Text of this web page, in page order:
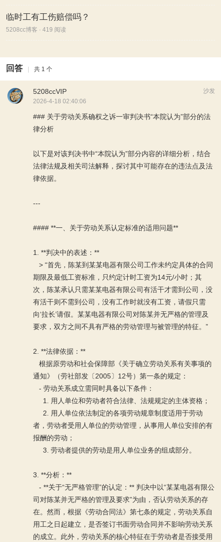
临时工有工伤赔偿吗？
5208cc博客 · 419 阅读
回答 共 1 个
沙发
5208ccVIP
2026-4-18 02:40:06
### 关于劳动关系确权之诉一审判决书“本院认为”部分的法
律分析
以下是对该判决书中“本院认为”部分内容的详细分析，结合
法律法规及相关司法解释，探讨其中可能存在的违法点及法
律依据。
---
#### **一、关于劳动关系认定标准的适用问题**
1. **判决中的表述：**
> “首先，陈某到某某电器有限公司工作未约定具体的合同
期限及最低工资标准，只约定计时工资为14元/小时；其
次，陈某承认只需某某电器有限公司有活干才需到公司，没
有活干则不需到公司，没有工作时就没有工资，请假只需
向‘拉长’请假。某某电器有限公司对陈某并无严格的管理及
要求，双方之间不具有严格的劳动管理与被管理的特征。”
2. **法律依据：**
根据原劳动和社会保障部《关于确立劳动关系有关事项的
通知》（劳社部发〔2005〕12号）第一条的规定：
- 劳动关系成立需同时具备以下条件：
1. 用人单位和劳动者符合法律、法规规定的主体资格；
2. 用人单位依法制定的各项劳动规章制度适用于劳动
者，劳动者受用人单位的劳动管理，从事用人单位安排的有
报酬的劳动；
3. 劳动者提供的劳动是用人单位业务的组成部分。
3. **分析：**
- **关于“无严格管理”的认定：** 判决中以“某某电器有限公
司对陈某并无严格的管理及要求”为由，否认劳动关系的存
在。然而，根据《劳动合同法》第七条的规定，劳动关系自
用工之日起建立，是否签订书面劳动合同并不影响劳动关系
的成立。此外，劳动关系的核心特征在于劳动者是否接受用